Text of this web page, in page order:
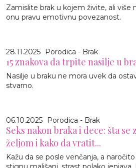
Zamislite brak u kojem živite, ali više
onu pravu emotivnu povezanost.
28.11.2025 Porodica - Brak
15 znakova da trpite nasilje u
Nasilje u braku ne mora uvek da
stvarno.
06.10.2025 Porodica - Brak
Seks nakon braka i dece: šta se
željom i kako da vratit...
Kažu da se posle venčanja, a